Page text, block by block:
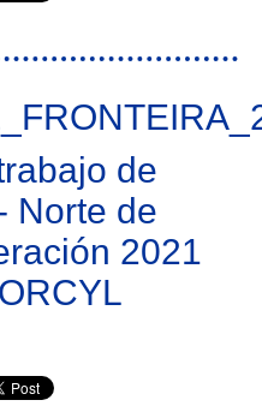
de
Norte de
2021
de Castilla y León - Norte de
la frontera NORCYL